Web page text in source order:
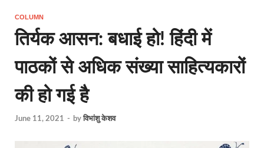
COLUMN
तिर्यक आसन: बधाई हो! हिंदी में
पाठकों से अधिक संख्या साहित्यकारों
की हो गई है
June 11, 2021 - by विभांशु केशव